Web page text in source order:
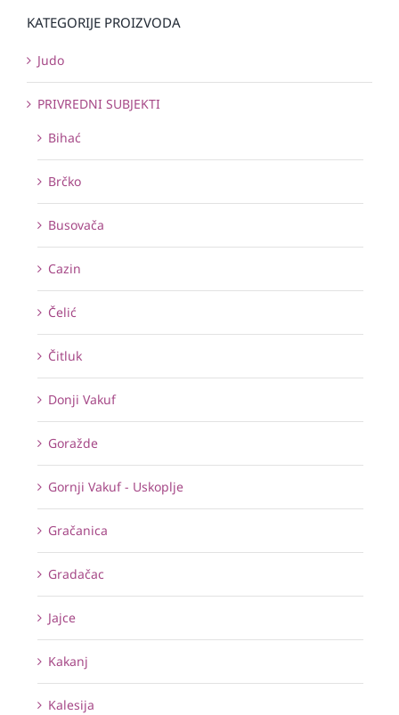
KATEGORIJE PROIZVODA
Judo
PRIVREDNI SUBJEKTI
Bihać
Brčko
Busovača
Cazin
Čelić
Čitluk
Donji Vakuf
Goražde
Gornji Vakuf - Uskoplje
Gračanica
Gradačac
Jajce
Kakanj
Kalesija